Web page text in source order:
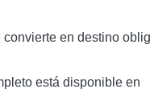
en destino
está disponible en